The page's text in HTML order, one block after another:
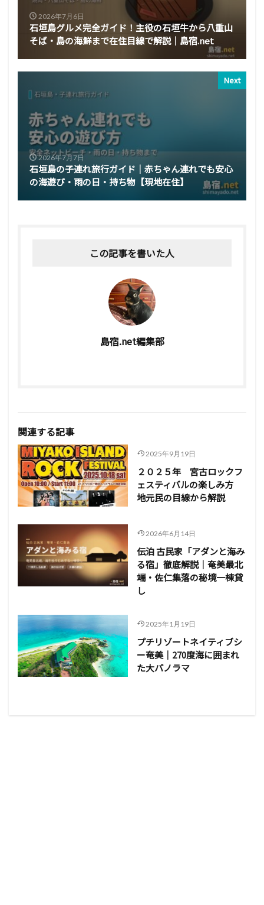
2026年7月6日
石垣島グルメ完全ガイド！主役の石垣牛から八重山
そば・島の海鮮まで在住目線で解説｜島宿.net
Next
2026年7月7日
石垣島の子連れ旅行ガイド｜赤ちゃん連れでも安心
の海遊び・雨の日・持ち物【現地在住】
この記事を書いた人
島宿.net編集部
関連する記事
2025年9月19日
２０２５年 宮古ロックフ
ェスティバルの楽しみ方
地元民の目線から解説
2026年6月14日
伝泊 古民家「アダンと海み
る宿」徹底解説｜奄美最北
端・佐仁集落の秘境一棟貸
し
2025年1月19日
プチリゾートネイティブシ
ー奄美｜270度海に囲まれ
た大パノラマ